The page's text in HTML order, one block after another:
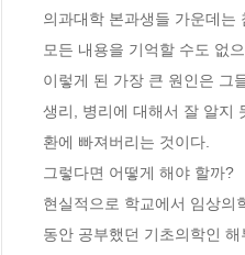
의과대학 본과생들 가운데는
모든 내용을 기억할 수도 없
이렇게 된 가장 큰 원인은 그
생리, 병리에 대해서 잘 알지
환에 빠져버리는 것이다.
그렇다면 어떻게 해야 할까?
현실적으로 학교에서 임상의
동안 공부했던 기초의학인